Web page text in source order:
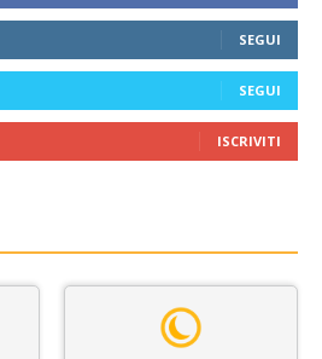
SEGUI
SEGUI
ISCRIVITI